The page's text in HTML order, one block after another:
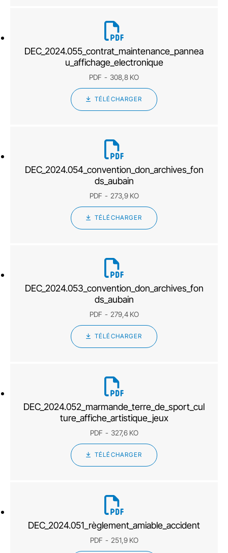
DEC_2024.055_contrat_maintenance_pannea
u_affichage_electronique
PDF 308,8 KO
TÉLÉCHARGER
DEC_2024.054_convention_don_archives_fon
ds_aubain
PDF 273,9 KO
TÉLÉCHARGER
DEC_2024.053_convention_don_archives_fon
ds_aubain
PDF 279,4 KO
TÉLÉCHARGER
DEC_2024.052_marmande_terre_de_sport_cul
ture_affiche_artistique_jeux
PDF 327,6 KO
TÉLÉCHARGER
DEC_2024.051_règlement_amiable_accident
PDF 251,9 KO